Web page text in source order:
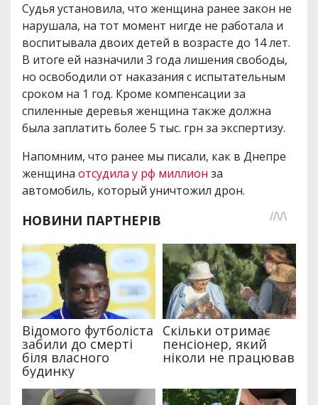
Судья установила, что женщина ранее закон не
нарушала, на тот момент нигде не работала и
воспитывала двоих детей в возрасте до 14 лет.
В итоге ей назначили 3 года лишения свободы,
но освободили от наказания с испытательным
сроком на 1 год. Кроме компенсации за
спиленные деревья женщина также должна
была заплатить более 5 тыс. грн за экспертизу.
Напомним, что ранее мы писали, как в Днепре
женщина отсудила у рф миллион за
автомобиль, который уничтожил дрон.